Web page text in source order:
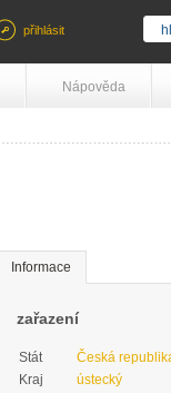
přihlásit
Nápověda
zařazení
Stát
Česká
Kraj
ústecký
Informace